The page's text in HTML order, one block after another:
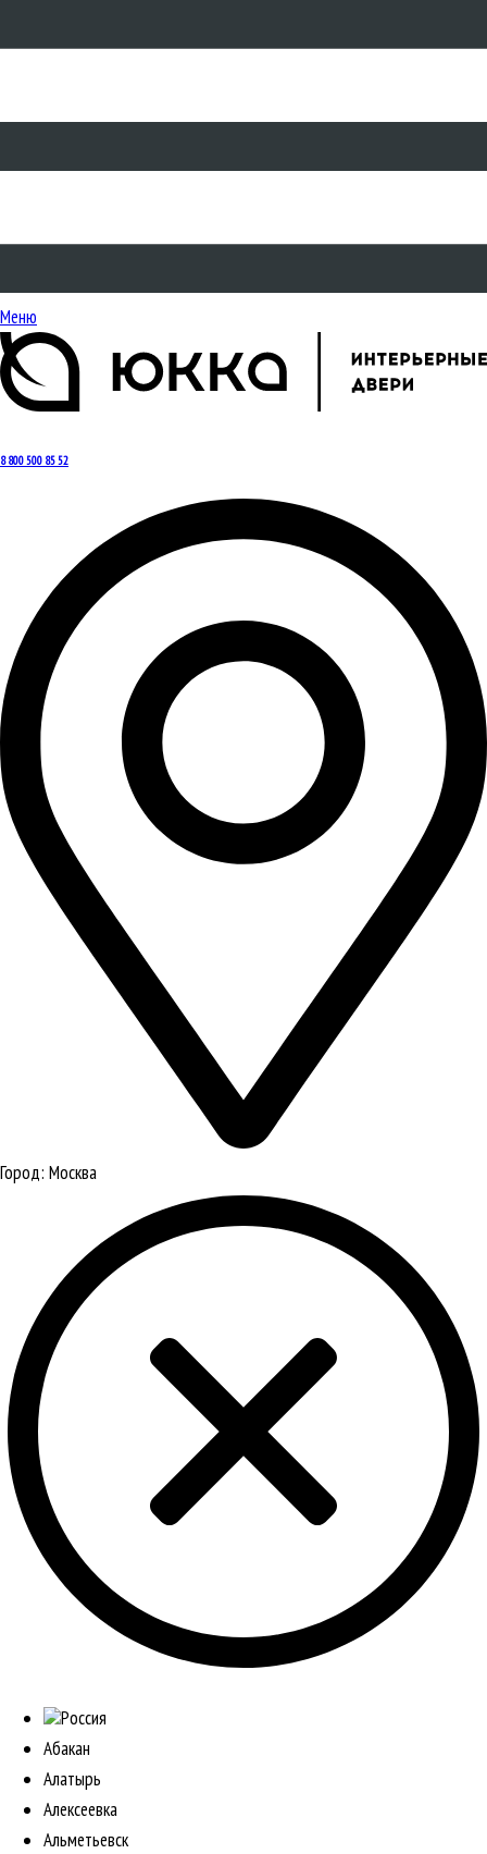
Меню
8 800 500 85 52
Город: Москва
Россия
Абакан
Алатырь
Алексеевка
Альметьевск